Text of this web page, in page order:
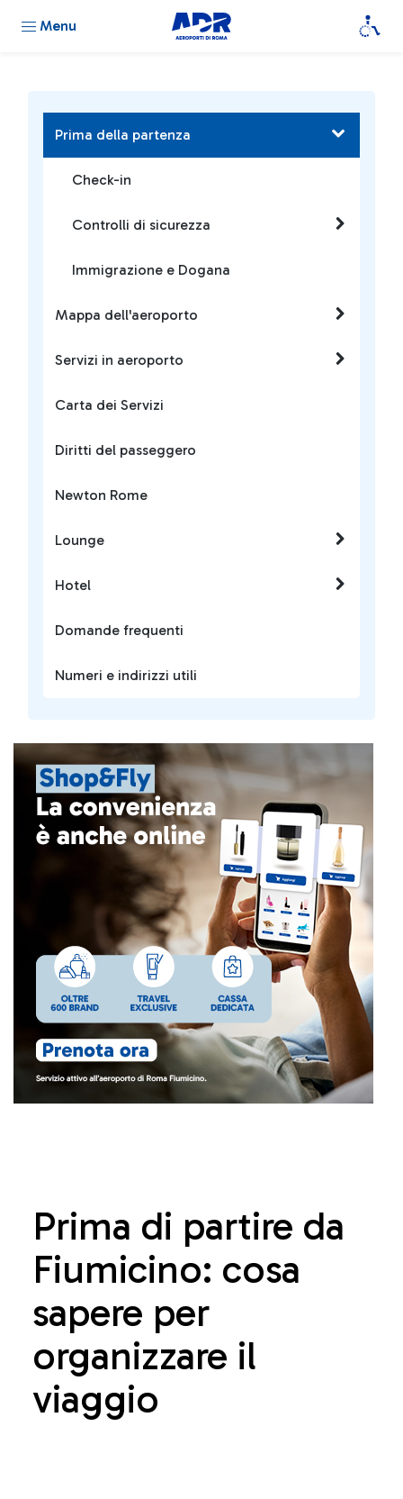
Menu
Prima di partire da
Fiumicino: cosa
sapere per
organizzare il
viaggio
Prima della partenza
Check-in
Controlli di sicurezza
Immigrazione e Dogana
Mappa dell'aeroporto
Servizi in aeroporto
Carta dei Servizi
Diritti del passeggero
Newton Rome
Lounge
Hotel
Domande frequenti
Numeri e indirizzi utili